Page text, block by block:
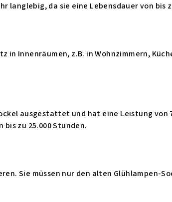
langlebig, da sie eine Lebensdauer von bis
in Innenräumen, z.B. in Wohnzimmern,
ausgestattet und hat eine Leistung
zu 25.000 Stunden.
Sie müssen nur den alten Glühlampen-